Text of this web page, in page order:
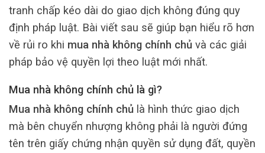
tranh chấp kéo dài do giao dịch không đúng quy
định pháp luật. Bài viết sau sẽ giúp bạn hiểu rõ hơn
về rủi ro khi mua nhà không chính chủ và các giải
pháp bảo vệ quyền lợi theo luật mới nhất.
Mua nhà không chính chủ là gì?
Mua nhà không chính chủ là hình thức giao dịch
mà bên chuyển nhượng không phải là người đứng
tên trên giấy chứng nhận quyền sử dụng đất, quyền